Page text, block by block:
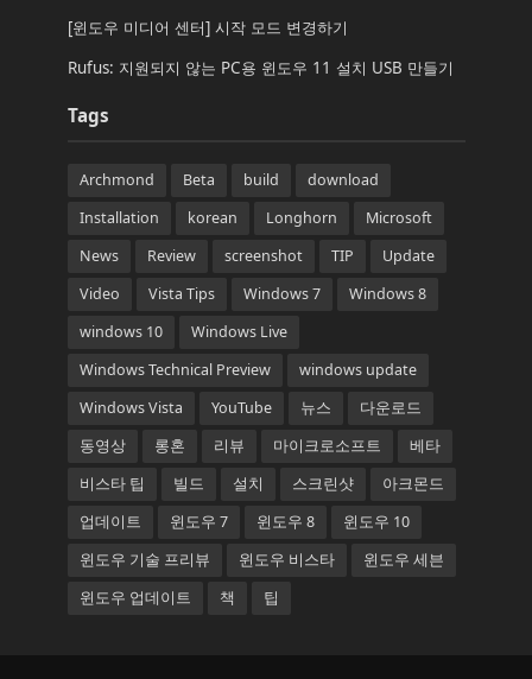
[윈도우 미디어 센터] 시작 모드 변경하기
Rufus: 지원되지 않는 PC용 윈도우 11 설치 USB 만들기
Tags
Archmond Beta build
download
Installation
korean Longhorn
Microsoft
News
Review screenshot TIP
Update
Video
Vista Tips Windows 7
Windows 8
windows 10
Windows Live
Windows Technical Preview
windows update
Windows Vista
YouTube 뉴스
다운로드
동영상
롱혼 리뷰 마이크로소프트
베타
비스타 팁
빌드 설치 스크린샷
아크몬드
업데이트
윈도우 7 윈도우 8
윈도우 10
윈도우 기술 프리뷰
윈도우 비스타
윈도우 세븐
윈도우 업데이트
책 팁